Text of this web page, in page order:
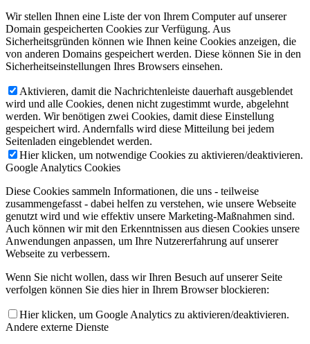
Wir stellen Ihnen eine Liste der von Ihrem Computer auf unserer
Domain gespeicherten Cookies zur Verfügung. Aus
Sicherheitsgründen können wie Ihnen keine Cookies anzeigen, die
von anderen Domains gespeichert werden. Diese können Sie in den
Sicherheitseinstellungen Ihres Browsers einsehen.
Aktivieren, damit die Nachrichtenleiste dauerhaft ausgeblendet
wird und alle Cookies, denen nicht zugestimmt wurde, abgelehnt
werden. Wir benötigen zwei Cookies, damit diese Einstellung
gespeichert wird. Andernfalls wird diese Mitteilung bei jedem
Seitenladen eingeblendet werden.
Hier klicken, um notwendige Cookies zu aktivieren/deaktivieren.
Google Analytics Cookies
Diese Cookies sammeln Informationen, die uns - teilweise
zusammengefasst - dabei helfen zu verstehen, wie unsere Webseite
genutzt wird und wie effektiv unsere Marketing-Maßnahmen sind.
Auch können wir mit den Erkenntnissen aus diesen Cookies unsere
Anwendungen anpassen, um Ihre Nutzererfahrung auf unserer
Webseite zu verbessern.
Wenn Sie nicht wollen, dass wir Ihren Besuch auf unserer Seite
verfolgen können Sie dies hier in Ihrem Browser blockieren:
Hier klicken, um Google Analytics zu aktivieren/deaktivieren.
Andere externe Dienste